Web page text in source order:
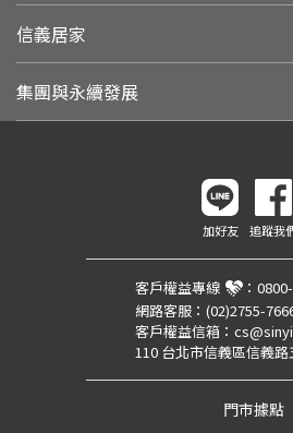
信義居家
集團與永續發展
加好友 追蹤我
客戶權益專線 ：
網路客服： (02)2755-
客戶權益信箱：
110 台北市信義區信義路
門市據點